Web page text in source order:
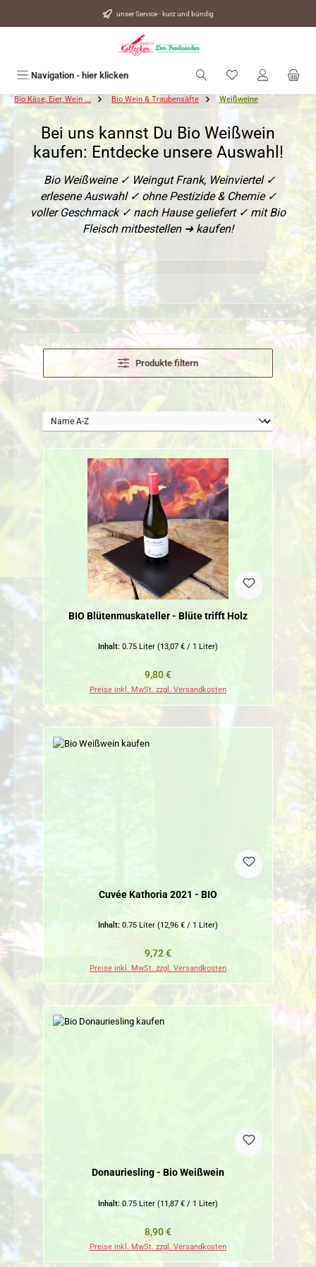
unser Service - kurz und bündig
Navigation - hier klicken Du hast 0
Bio Käse, Eier, Wein ... Bio Wein & Traubensäfte Weißweine
Bei uns kannst Du Bio Weißwein
kaufen: Entdecke unsere Auswahl!
Bio Weißweine ✓ Weingut Frank, Weinviertel ✓
erlesene Auswahl ✓ ohne Pestizide & Chemie ✓
voller Geschmack ✓ nach Hause geliefert ✓ mit Bio
Fleisch mitbestellen ➜ kaufen!
Produkte filtern
BIO Blütenmuskateller - Blüte trifft Holz
Inhalt: 0.75 Liter (13,07 € / 1 Liter)
Regulärer Preis:
9,80 €
Preise inkl. MwSt. zzgl. Versandkosten
Cuvée Kathoria 2021 - BIO
Inhalt: 0.75 Liter (12,96 € / 1 Liter)
Regulärer Preis:
9,72 €
Preise inkl. MwSt. zzgl. Versandkosten
Donauriesling - Bio Weißwein
Inhalt: 0.75 Liter (11,87 € / 1 Liter)
Regulärer Preis:
8,90 €
Preise inkl. MwSt. zzgl. Versandkosten